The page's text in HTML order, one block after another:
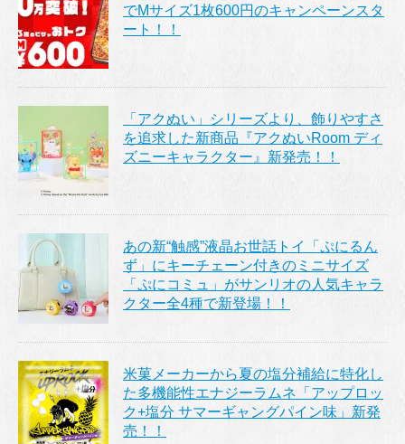
でMサイズ1枚600円のキャンペーンスタ
ート！！
「アクぬい」シリーズより、飾りやすさ
を追求した新商品『アクぬいRoom ディ
ズニーキャラクター』新発売！！
あの新“触感”液晶お世話トイ「ぷにるん
ず」にキーチェーン付きのミニサイズ
「ぷにコミュ」がサンリオの人気キャラ
クター全4種で新登場！！
米菓メーカーから夏の塩分補給に特化し
た多機能性エナジーラムネ「アップロッ
ク+塩分 サマーギャングパイン味」新発
売！！